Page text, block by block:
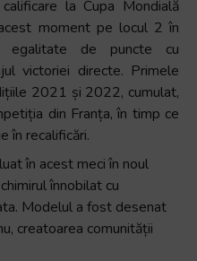
la Cupa Mondială
moment pe locul 2 în
egalitate de puncte cu
victoriei directe. Primele
2021 și 2022, cumulat,
din Franța, în timp ce
în recalificări.
în acest meci în noul
înnobilat cu
Modelul a fost desenat
creatoarea comunității